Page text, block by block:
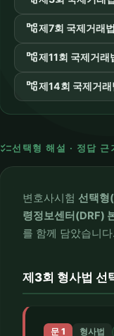
account_tree제7회 국제거래
account_tree제11회 국제거래
account_tree제14회 국제거
checklist선택형 해설 · 정답 근
변호사시험 선택형
령정보센터(DRF)
를 함께 담았습니다.
제3회 형사법 선
문 1 형사법